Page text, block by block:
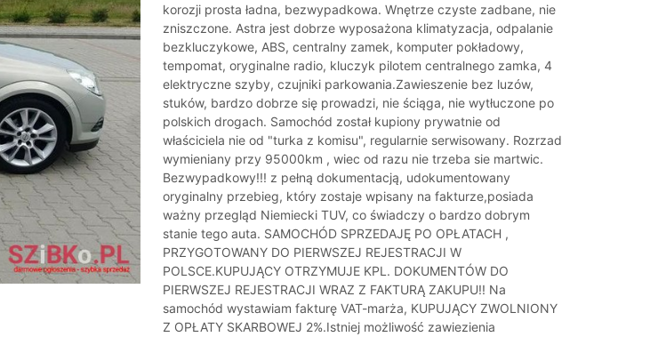
korozji prosta ładna, bezwypadkowa. Wnętrze czyste zadbane, nie
zniszczone. Astra ​jest dobrze wyposażona klimatyzacja, odpalanie
bezkluczykowe, ABS, centralny zamek, komputer pokładowy,
tempomat, oryginalne radio, kluczyk pilotem centralnego zamka, 4
elektryczne szyby, czujniki parkowania.Zawieszenie bez luzów,
stuków, bardzo dobrze się prowadzi, nie ściąga, nie wytłuczone po
polskich drogach. Samochód został kupiony prywatnie od
właściciela nie od "turka z komisu", regularnie serwisowany. Rozrzad
wymieniany przy 95000km , wiec od razu nie trzeba sie martwic.
Bezwypadkowy!!! z pełną dokumentacją, udokumentowany
oryginalny przebieg, który zostaje wpisany na fakturze,posiada
ważny przegląd Niemiecki TUV, co świadczy o bardzo dobrym
stanie tego auta. SAMOCHÓD SPRZEDAJĘ PO OPŁATACH ,
PRZYGOTOWANY DO PIERWSZEJ REJESTRACJI W
POLSCE.KUPUJĄCY OTRZYMUJE KPL. DOKUMENTÓW DO
PIERWSZEJ REJESTRACJI WRAZ Z FAKTURĄ ZAKUPU!! Na
samochód wystawiam fakturę VAT-marża, KUPUJĄCY ZWOLNIONY
Z OPŁATY SKARBOWEJ 2%.Istniej możliwość zawiezienia